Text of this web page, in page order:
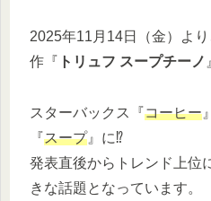
2025年11月14日（金）よ
作『 トリュフ スープチーノ
スターバックス『コーヒー
『スープ』に⁉
発表直後からトレンド上位
きな話題となっています。